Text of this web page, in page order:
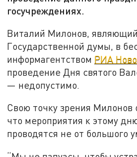
госучреждениях.
Виталий Милонов,
Государственной думы, в
информагентством РИА
проведение Дня святого
— недопустимо.
Свою точку зрения Милонов
что мероприятия к этому
проводятся не от большого